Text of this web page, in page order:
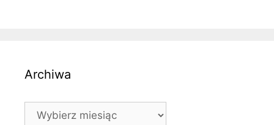
Archiwa
Archiwa